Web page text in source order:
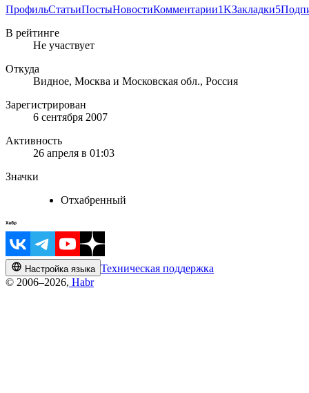
ПрофильСтатьиПостыНовостиКомментарии1KЗакладки5
В рейтинге
Не участвует
Откуда
Видное, Москва и Московская обл., Россия
Зарегистрирован
6 сентября 2007
Активность
26 апреля в 01:03
Значки
Отхабренный
Настройка языка Техническая поддержка
© 2006–2026, Habr